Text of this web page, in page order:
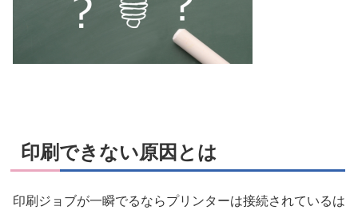
印刷できない原因とは
印刷ジョブが一瞬でるならプリンターは接続されているは